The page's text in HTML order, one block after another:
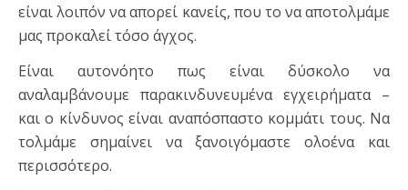
είναι λοιπόν να απορεί κανείς, που το να αποτολμάμε
μας προκαλεί τόσο άγχος.
Είναι αυτονόητο πως είναι δύσκολο να
αναλαμβάνουμε παρακινδυνευμένα εγχειρήματα –
και ο κίνδυνος είναι αναπόσπαστο κομμάτι τους. Να
τολμάμε σημαίνει να ξανοιγόμαστε ολοένα και
περισσότερο.